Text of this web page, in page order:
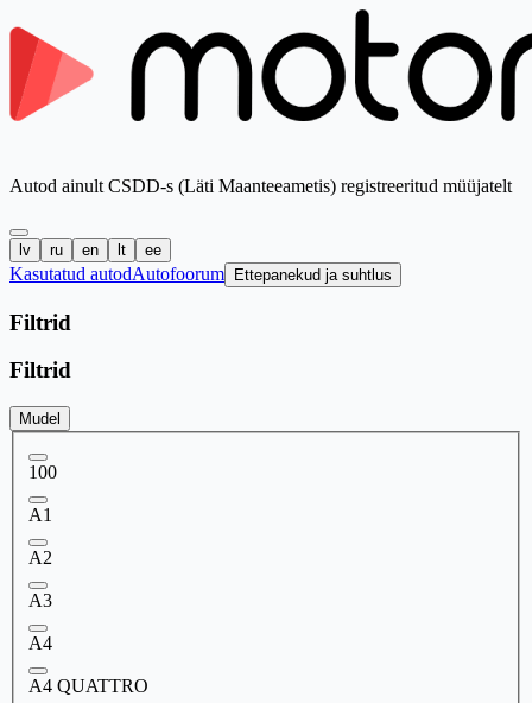
Autod ainult CSDD-s (Läti Maanteeametis) registreeritud müüjatelt
lv ru en lt ee
Kasutatud autodAutofoorum Ettepanekud ja suhtlus
Filtrid
Filtrid
Mudel
100
A1
A2
A3
A4
A4 QUATTRO